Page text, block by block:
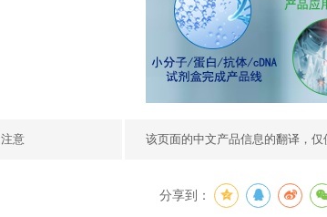
注意 该页面的中文产品信息的翻译，
分享到：